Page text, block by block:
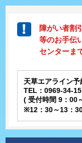
障がい者割
等のお手伝
センターま
天草エアライン
TEL：0969-34-
( 受付時間 9：00
※12：30～13：